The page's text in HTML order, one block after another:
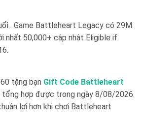
. Game Battleheart Legacy có 29M
nhất 50,000+ cập nhật Eligible if
tặng bạn Gift Code Battleheart
tổng hợp được trong ngày 8/08/2026.
lợi hơn khi chơi Battleheart